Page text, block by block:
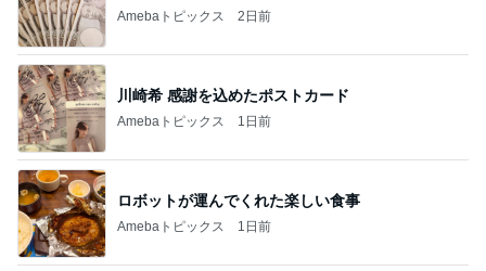
Amebaトピックス 2日前
川崎希 感謝を込めたポストカード
Amebaトピックス 1日前
ロボットが運んでくれた楽しい食事
Amebaトピックス 1日前